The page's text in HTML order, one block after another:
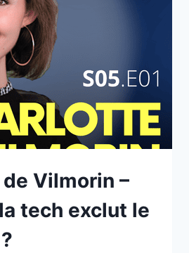
Vilmorin –
tech exclut le